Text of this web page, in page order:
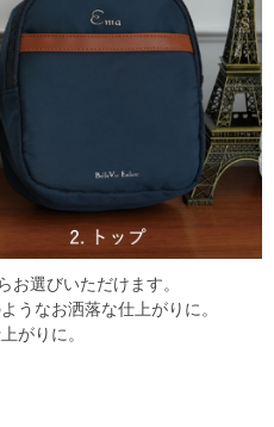
お選びいただけます。
うなお洒落な仕上がりに。
がりに。